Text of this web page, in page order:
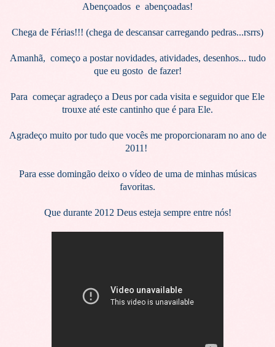
Abençoados e abençoadas!
Chega de Férias!!! (chega de descansar carregando pedras...rsrrs)
Amanhã, começo a postar novidades, atividades, desenhos... tudo
que eu gosto de fazer!
Para começaragradeço a Deus por cada visita e seguidor que Ele
trouxe até este cantinho que é para Ele.
Agradeço muito por tudo que vocês me proporcionaram no ano de
2011!
Para esse domingão deixo o vídeo de uma de minhas músicas
favoritas.
Que durante 2012 Deus esteja sempre entre nós!